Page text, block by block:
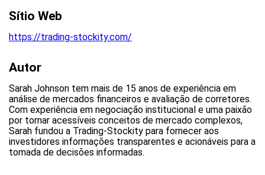
Sítio Web
https://trading-stockity.com/
Autor
Sarah Johnson tem mais de 15 anos de experiência em
análise de mercados financeiros e avaliação de corretores.
Com experiência em negociação institucional e uma paixão
por tornar acessíveis conceitos de mercado complexos,
Sarah fundou a Trading-Stockity para fornecer aos
investidores informações transparentes e acionáveis para a
tomada de decisões informadas.